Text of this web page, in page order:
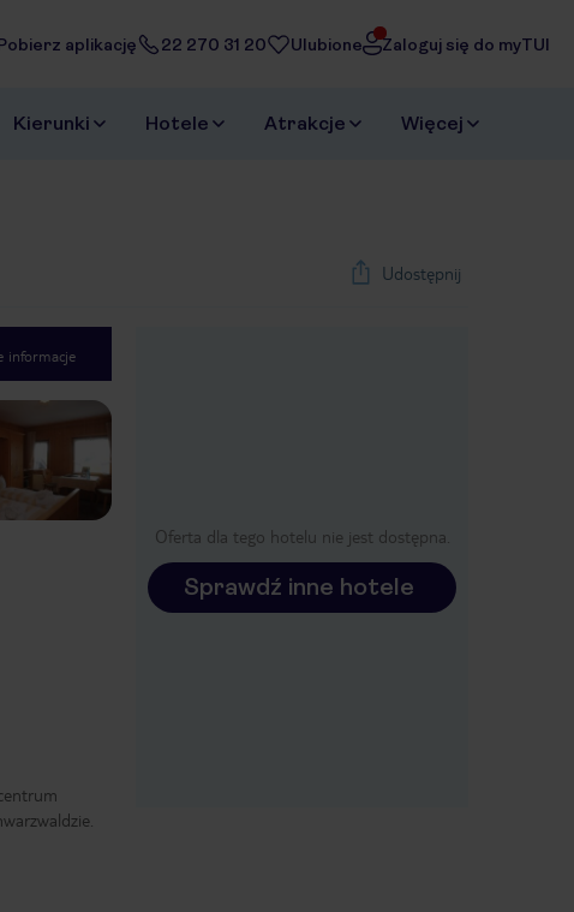
aplikację 22 270 31 20 Ulubione Zaloguj się do myTUI
Kierunki Hotele Atrakcje Więcej
Udostępnij
Oferta dla tego hotelu nie jest dostępna.
Sprawdź inne hotele
informacje
Next slide
1/35